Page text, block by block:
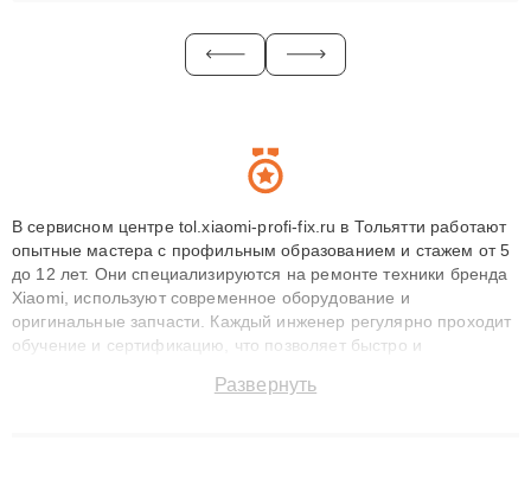
В сервисном центре tol.xiaomi-profi-fix.ru в Тольятти работают
опытные мастера с профильным образованием и стажем от 5
до 12 лет. Они специализируются на ремонте техники бренда
Xiaomi, используют современное оборудование и
оригинальные запчасти. Каждый инженер регулярно проходит
обучение и сертификацию, что позволяет быстро и
сохранением гарантии до 3 лет. Наши мастера решают
Развернуть